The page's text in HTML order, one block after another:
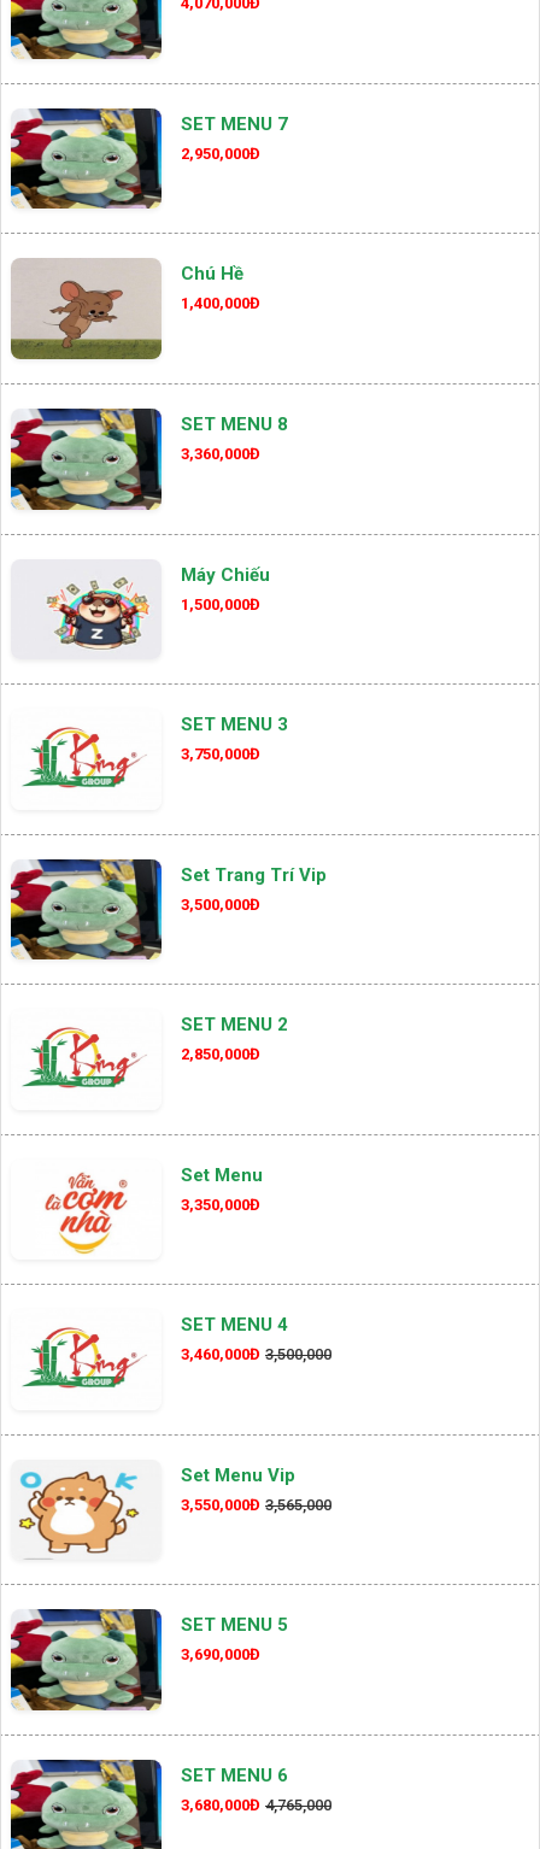
SET MENU 7
2,950,000Đ
Chú Hề
1,400,000Đ
SET MENU 8
3,360,000Đ
Máy Chiếu
1,500,000Đ
SET MENU 3
3,750,000Đ
Set Trang Trí Vip
3,500,000Đ
SET MENU 2
2,850,000Đ
Set Menu
3,350,000Đ
SET MENU 4
3,460,000Đ 3,500,000
Set Menu Vip
3,550,000Đ 3,565,000
SET MENU 5
3,690,000Đ
SET MENU 6
3,680,000Đ 4,765,000